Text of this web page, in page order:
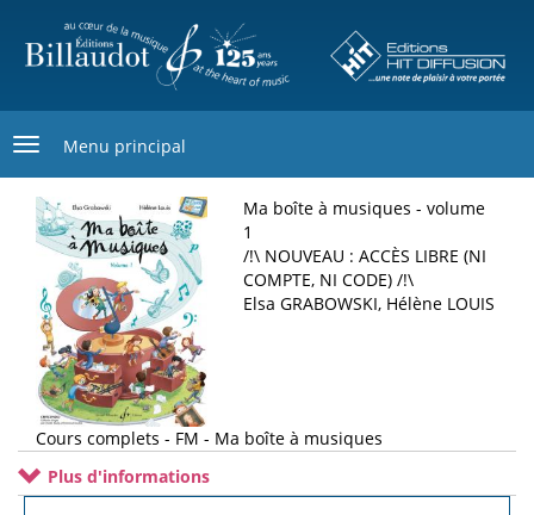
contenu
Menu principal
Ma boîte à musiques - volume
1
/!\ NOUVEAU : ACCÈS LIBRE (NI
COMPTE, NI CODE) /!\
Elsa GRABOWSKI, Hélène LOUIS
Cours complets - FM - Ma boîte à musiques
Plus d'informations